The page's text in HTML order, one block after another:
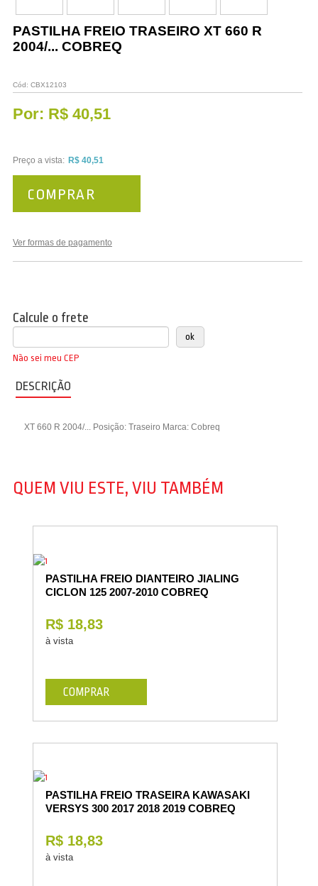
Promoções
PASTILHA FREIO TRASEIRO XT 660 R
2004/... COBREQ
Cód: CBX12103
Por: R$ 40,51
Preço a vista: R$ 40,51
Ver formas de pagamento
COMPRAR
Calcule o frete
Não sei meu CEP
DESCRIÇÃO
XT 660 R 2004/... Posição: Traseiro Marca: Cobreq
QUEM VIU ESTE, VIU TAMBÉM
PASTILHA FREIO DIANTEIRO JIALING
CICLON 125 2007-2010 COBREQ
R$ 18,83
à vista
COMPRAR
PASTILHA FREIO TRASEIRA KAWASAKI
VERSYS 300 2017 2018 2019 COBREQ
R$ 18,83
à vista